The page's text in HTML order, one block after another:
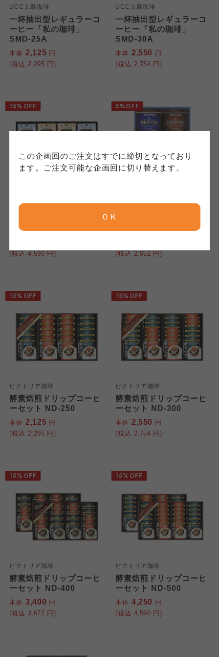
この企画回のご注文はすでに締切となっており
ます。ご注文可能な企画回に切り替えます。
ＯＫ
UCC上島珈琲
一杯抽出型レギュラーコ
ーヒー「私の珈琲」
SMD-25A
本体 2,125 円
(税込 2,295 円)
UCC上島珈琲
一杯抽出型レギュラーコ
ーヒー「私の珈琲」
SMD-30A
本体 2,550 円
(税込 2,754 円)
一杯抽出型レギュラーコ
SMD-50A
(税込 4,590 円)
15%OFF
ドリップオンコーヒーギ
(税込 2,052 円)
5%OFF
ビクトリア珈琲
酵素焙煎ドリップコーヒ
ーセット ND-250
本体 2,125 円
(税込 2,295 円)
15%OFF
ビクトリア珈琲
酵素焙煎ドリップコーヒ
ーセット ND-300
本体 2,550 円
(税込 2,754 円)
15%OFF
ビクトリア珈琲
酵素焙煎ドリップコーヒ
ーセット ND-400
本体 3,400 円
(税込 3,672 円)
15%OFF
ビクトリア珈琲
酵素焙煎ドリップコーヒ
ーセット ND-500
本体 4,250 円
(税込 4,590 円)
15%OFF
ご利用約款（ご利用規約・ご利
用規程）について
このサイトは7つの生協から業務委託を受けて、
コープきんき事業連合が運営しています。ご自
投稿については、利用約款の細則として規定さ
コープしが
ならコープ
おおさかパルコープ
大阪いずみ市民生協
わかやま市民生協
個人情報保護方針について
このサイトは7つの生協から業務委託を受けて、
コープきんき事業連合が運営しています。お預
かりしている個人情報については、コープ事業
連合、ならびに各生協の「個人情報保護方針」
コープ事業連合、ならびに各生協の「個人情報
保護方針」については各生協のボタンをクリッ
クしてご確認ください。
コープしが
ならコープ
よどがわ市民生協
大阪いずみ市民生協
特定商取引法に基づく表記につ
いて
このサイトは7つの生協から業務委託を受けて、
コープきんき事業連合が運営しています。販売
て」については各生協のボタンをクリックして
コープしが
ならコープ
おおさかパルコープ
大阪いずみ市民生協
わかやま市民生協